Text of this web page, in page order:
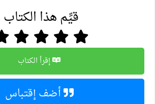
قيِّم هذا الكتاب
إقرأ الكتاب
أضف إقتباس